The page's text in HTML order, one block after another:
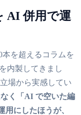
AI 併用で運
本を超えるコラムを
内製してきまし
場から実感してい
く「AI で空いた編
にしたほうが、